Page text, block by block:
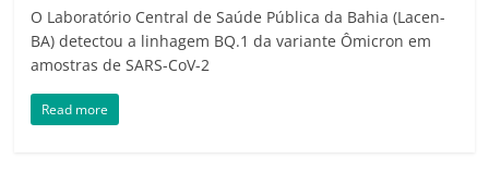
O Laboratório Central de Saúde Pública da Bahia (Lacen-
BA) detectou a linhagem BQ.1 da variante Ômicron em
amostras de SARS-CoV-2
Read more